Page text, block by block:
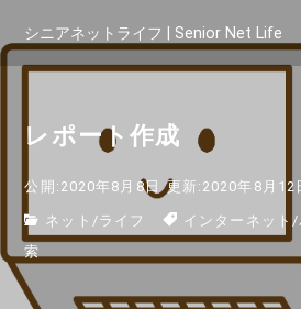
シニアネットライフ | Senior Net Life
レポート作成
公開:2020年8月8日 更新:2020年8月12
ネット /ライフ インターネット /
索